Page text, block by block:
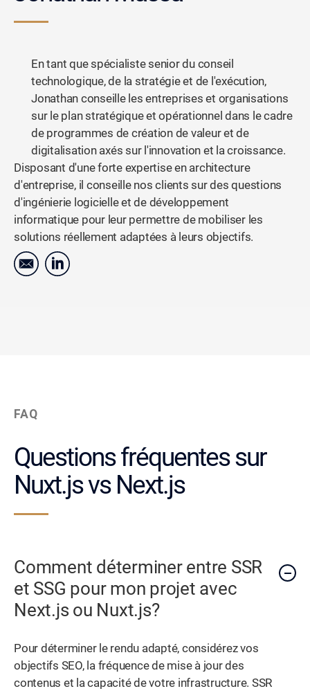
En tant que spécialiste senior du conseil
technologique, de la stratégie et de l'exécution,
Jonathan conseille les entreprises et organisations
sur le plan stratégique et opérationnel dans le cadre
de programmes de création de valeur et de
digitalisation axés sur l'innovation et la croissance.
Disposant d'une forte expertise en architecture
d'entreprise, il conseille nos clients sur des questions
d'ingénierie logicielle et de développement
informatique pour leur permettre de mobiliser les
solutions réellement adaptées à leurs objectifs.
FAQ
Questions fréquentes sur
Nuxt.js vs Next.js
Comment déterminer entre SSR
et SSG pour mon projet avec
Next.js ou Nuxt.js?
Pour déterminer le rendu adapté, considérez vos
objectifs SEO, la fréquence de mise à jour des
contenus et la capacité de votre infrastructure. SSR